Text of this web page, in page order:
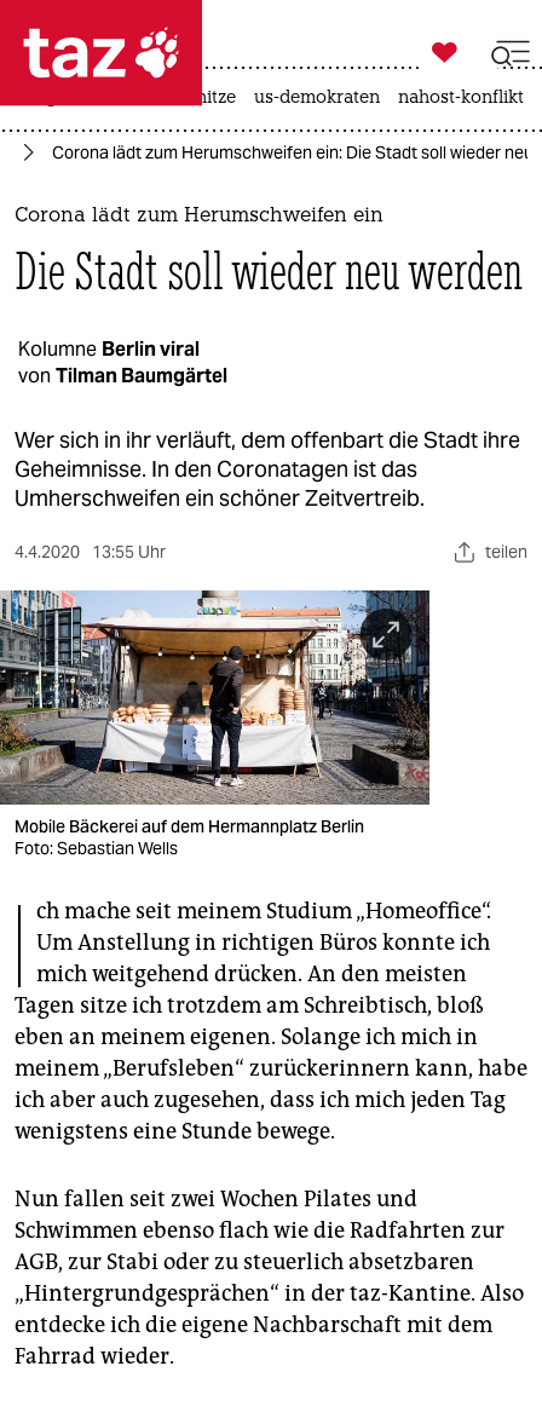
 taz zahl ich
taz zahl ich
themen
politik
gesellschaft
kultur
sport
berlin
nord
wahrheit
verlag
verlag
veranstaltungen
shop
fragen & hilfe
unterstützen
abo
genossenschaft
epaper login

taz zahl ich
hitze us-demokraten nahost-konflikt
Corona lädt zum Herumschweifen ein: Die Stadt soll wieder neu
Corona lädt zum Herumschweifen ein
Die Stadt soll wieder neu werden
Kolumne Berlin viral
von Tilman Baumgärtel
Wer sich in ihr verläuft, dem offenbart die Stadt ihre
Geheimnisse. In den Coronatagen ist das
Umherschweifen ein schöner Zeitvertreib.
4.4.2020 13:55 Uhr teilen
Mobile Bäckerei auf dem Hermannplatz Berlin
Foto: Sebastian Wells
I ch mache seit meinem Studium „Homeoffice“.
Um Anstellung in richtigen Büros konnte ich
mich weitgehend drücken. An den meisten
Tagen sitze ich trotzdem am Schreibtisch, bloß
eben an meinem eigenen. Solange ich mich in
meinem „Berufsleben“ zurückerinnern kann, habe
ich aber auch zugesehen, dass ich mich jeden Tag
wenigstens eine Stunde bewege.
Nun fallen seit zwei Wochen Pilates und
Schwimmen ebenso flach wie die Radfahrten zur
AGB, zur Stabi oder zu steuerlich absetzbaren
„Hintergrundgesprächen“ in der taz-Kantine. Also
entdecke ich die eigene Nachbarschaft mit dem
Fahrrad wieder.